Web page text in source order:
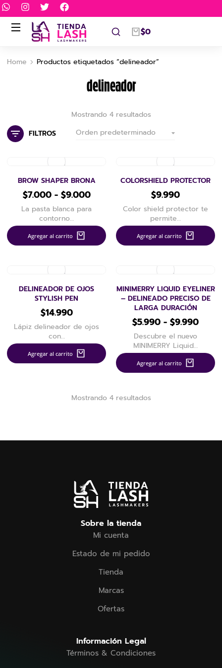
$0
You are here:
Home Productos etiquetados “delineador”
delineador
Mostrando 4 resultados
FILTROS
BROW SHAPER BRONA
$7.000 - $9.000
La pasta blanca para
contorno…
Agregar al carrito
COLORSHIELD PROTECTOR
$9.990
Color shield protector te
permite…
Agregar al carrito
DELINEADOR DE OJOS
STYLISH PEN
$14.990
Lápiz delineador de ojos
con…
Agregar al carrito
MINIMERRY LIQUID EYELINER
– DELINEADO PRECISO DE
LARGA DURACIÓN
$5.990 - $9.990
Descubre el nuevo
MINIMERRY Liquid…
Agregar al carrito
Mostrando 4 resultados
Sobre la tienda
Mi cuenta
Estado de mi pedido
Tienda
Marcas
Ofertas
Información Legal
Términos & Condiciones